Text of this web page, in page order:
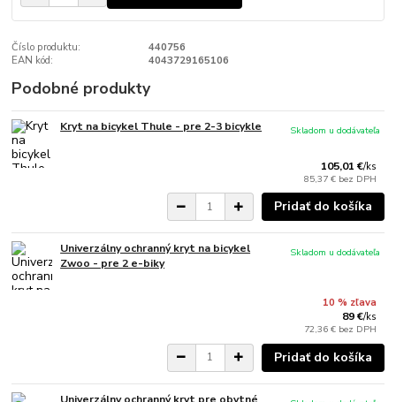
Číslo produktu:
440756
EAN kód:
4043729165106
Podobné produkty
Kryt na bicykel Thule - pre 2-3 bicykle
105,01 €/ks
85,37 € bez DPH
Skladom u dodávateľa
Pridať do košíka
Univerzálny ochranný kryt na bicykel
Zwoo - pre 2 e-biky
10 % zľava
89 €/ks
72,36 € bez DPH
Skladom u dodávateľa
Pridať do košíka
Univerzálny ochranný kryt pre obytné